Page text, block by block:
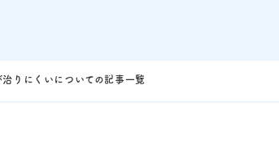
治りにくいについての記事一覧